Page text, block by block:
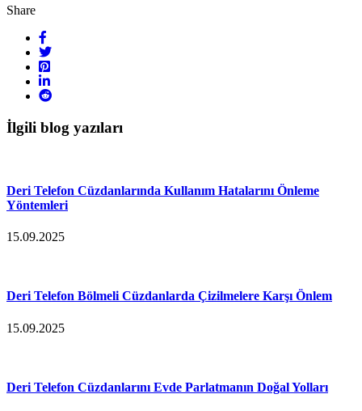
Share
İlgili blog yazıları
Deri Telefon Cüzdanlarında Kullanım Hatalarını Önleme
Yöntemleri
15.09.2025
Deri Telefon Bölmeli Cüzdanlarda Çizilmelere Karşı Önlem
15.09.2025
Deri Telefon Cüzdanlarını Evde Parlatmanın Doğal Yolları